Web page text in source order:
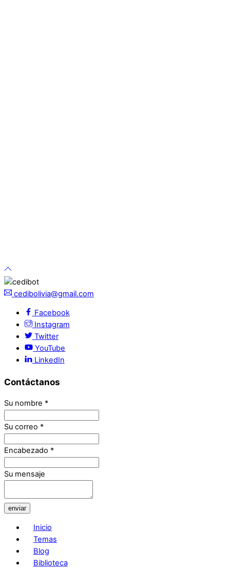
cedibolivia@gmail.com
Facebook
Instagram
Twitter
YouTube
LinkedIn
Contáctanos
Su nombre *
Su correo *
Encabezado *
Su mensaje
enviar
Inicio
Temas
Blog
Biblioteca